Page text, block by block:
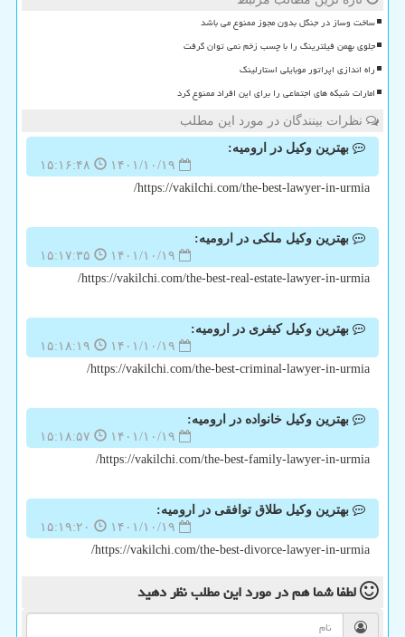
ساخت وساز در جنگل بدون مجوز ممنوع می باشد
جلوی بهمن فیلترینگ را با چسب زخم نمی توان گرفت
راه اندازی اپراتور موبایلی استارلینک
امارات شبکه های اجتماعی را برای این افراد ممنوع کرد
نظرات بینندگان در مورد این مطلب
بهترین وکیل در ارومیه:
https://vakilchi.com/the-best-lawyer-in-urmia/
بهترین وکیل ملکی در ارومیه:
https://vakilchi.com/the-best-real-estate-lawyer-in-urmia/
بهترین وکیل کیفری در ارومیه:
https://vakilchi.com/the-best-criminal-lawyer-in-urmia/
بهترین وکیل خانواده در ارومیه:
https://vakilchi.com/the-best-family-lawyer-in-urmia/
بهترین وکیل طلاق توافقی در ارومیه:
https://vakilchi.com/the-best-divorce-lawyer-in-urmia/
لطفا شما همدر مورد این مطلبنظر دهید